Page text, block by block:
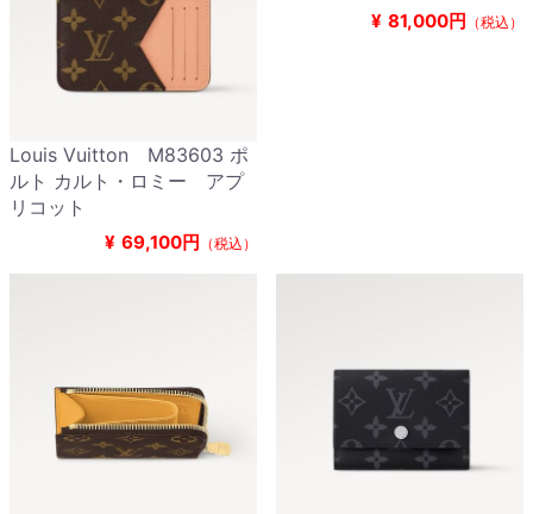
Louis Vuitton M83603 ポ
ルト カルト・ロミー アプ
リコット
¥ 69,100円 （税込）
¥ 81,000円 （税込）